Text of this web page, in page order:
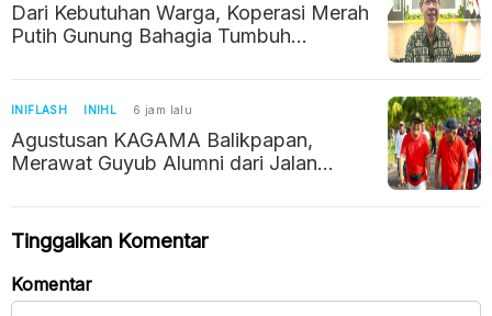
Dari Kebutuhan Warga, Koperasi Merah
Putih Gunung Bahagia Tumbuh
INIFLASH INIHL 6 jam lalu
Agustusan KAGAMA Balikpapan,
Merawat Guyub Alumni dari Jalan
Tinggalkan Komentar
Komentar